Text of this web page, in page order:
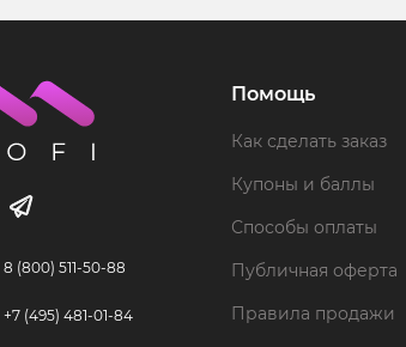
8 (800) 511-50-88
+7 (495) 481-01-84
Помощь
Как сделать заказ
Купоны и баллы
Способы оплаты
Публичная оферта
Правила продажи